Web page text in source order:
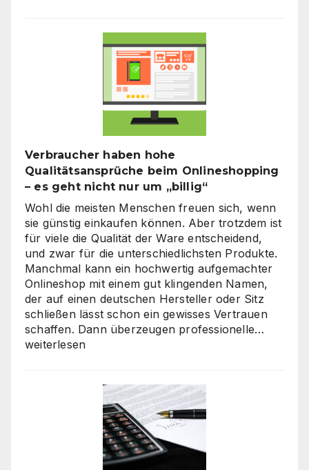
Verbraucher haben hohe
Qualitätsansprüche beim Onlineshopping
– es geht nicht nur um „billig“
Wohl die meisten Menschen freuen sich, wenn
sie günstig einkaufen können. Aber trotzdem ist
für viele die Qualität der Ware entscheidend,
und zwar für die unterschiedlichsten Produkte.
Manchmal kann ein hochwertig aufgemachter
Onlineshop mit einem gut klingenden Namen,
der auf einen deutschen Hersteller oder Sitz
schließen lässt schon ein gewisses Vertrauen
schaffen. Dann überzeugen professionelle…
weiterlesen